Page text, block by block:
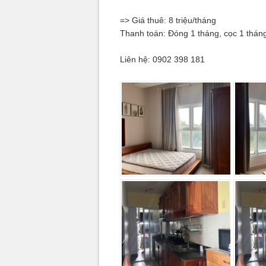
=> Giá thuê: 8 triệu/tháng
Thanh toán: Đóng 1 tháng, cọc 1
Liên hệ: 0902 398 181